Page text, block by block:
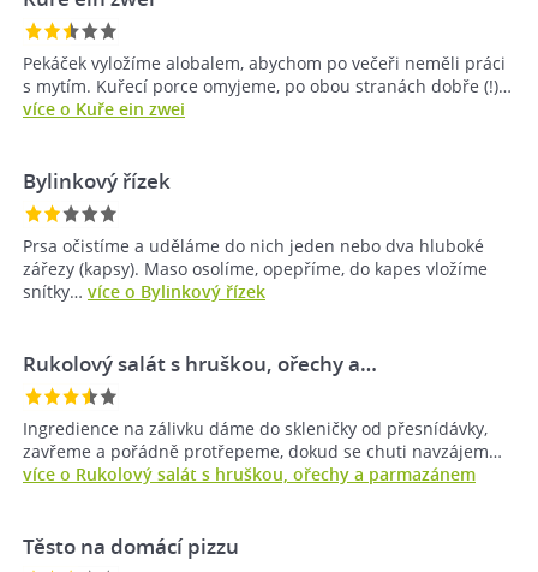
Pekáček vyložíme alobalem, abychom po večeři neměli práci
s mytím. Kuřecí porce omyjeme, po obou stranách dobře (!)…
více o Kuře ein zwei
Bylinkový řízek
Prsa očistíme a uděláme do nich jeden nebo dva hluboké
zářezy (kapsy). Maso osolíme, opepříme, do kapes vložíme
snítky… více o Bylinkový řízek
Rukolový salát s hruškou, ořechy a…
Ingredience na zálivku dáme do skleničky od přesnídávky,
zavřeme a pořádně protřepeme, dokud se chuti navzájem…
více o Rukolový salát s hruškou, ořechy a parmazánem
Těsto na domácí pizzu